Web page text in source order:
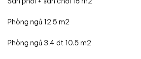
Phòng ngủ 12.5 m2
Phòng ngủ 3,4 dt 10.5 m2